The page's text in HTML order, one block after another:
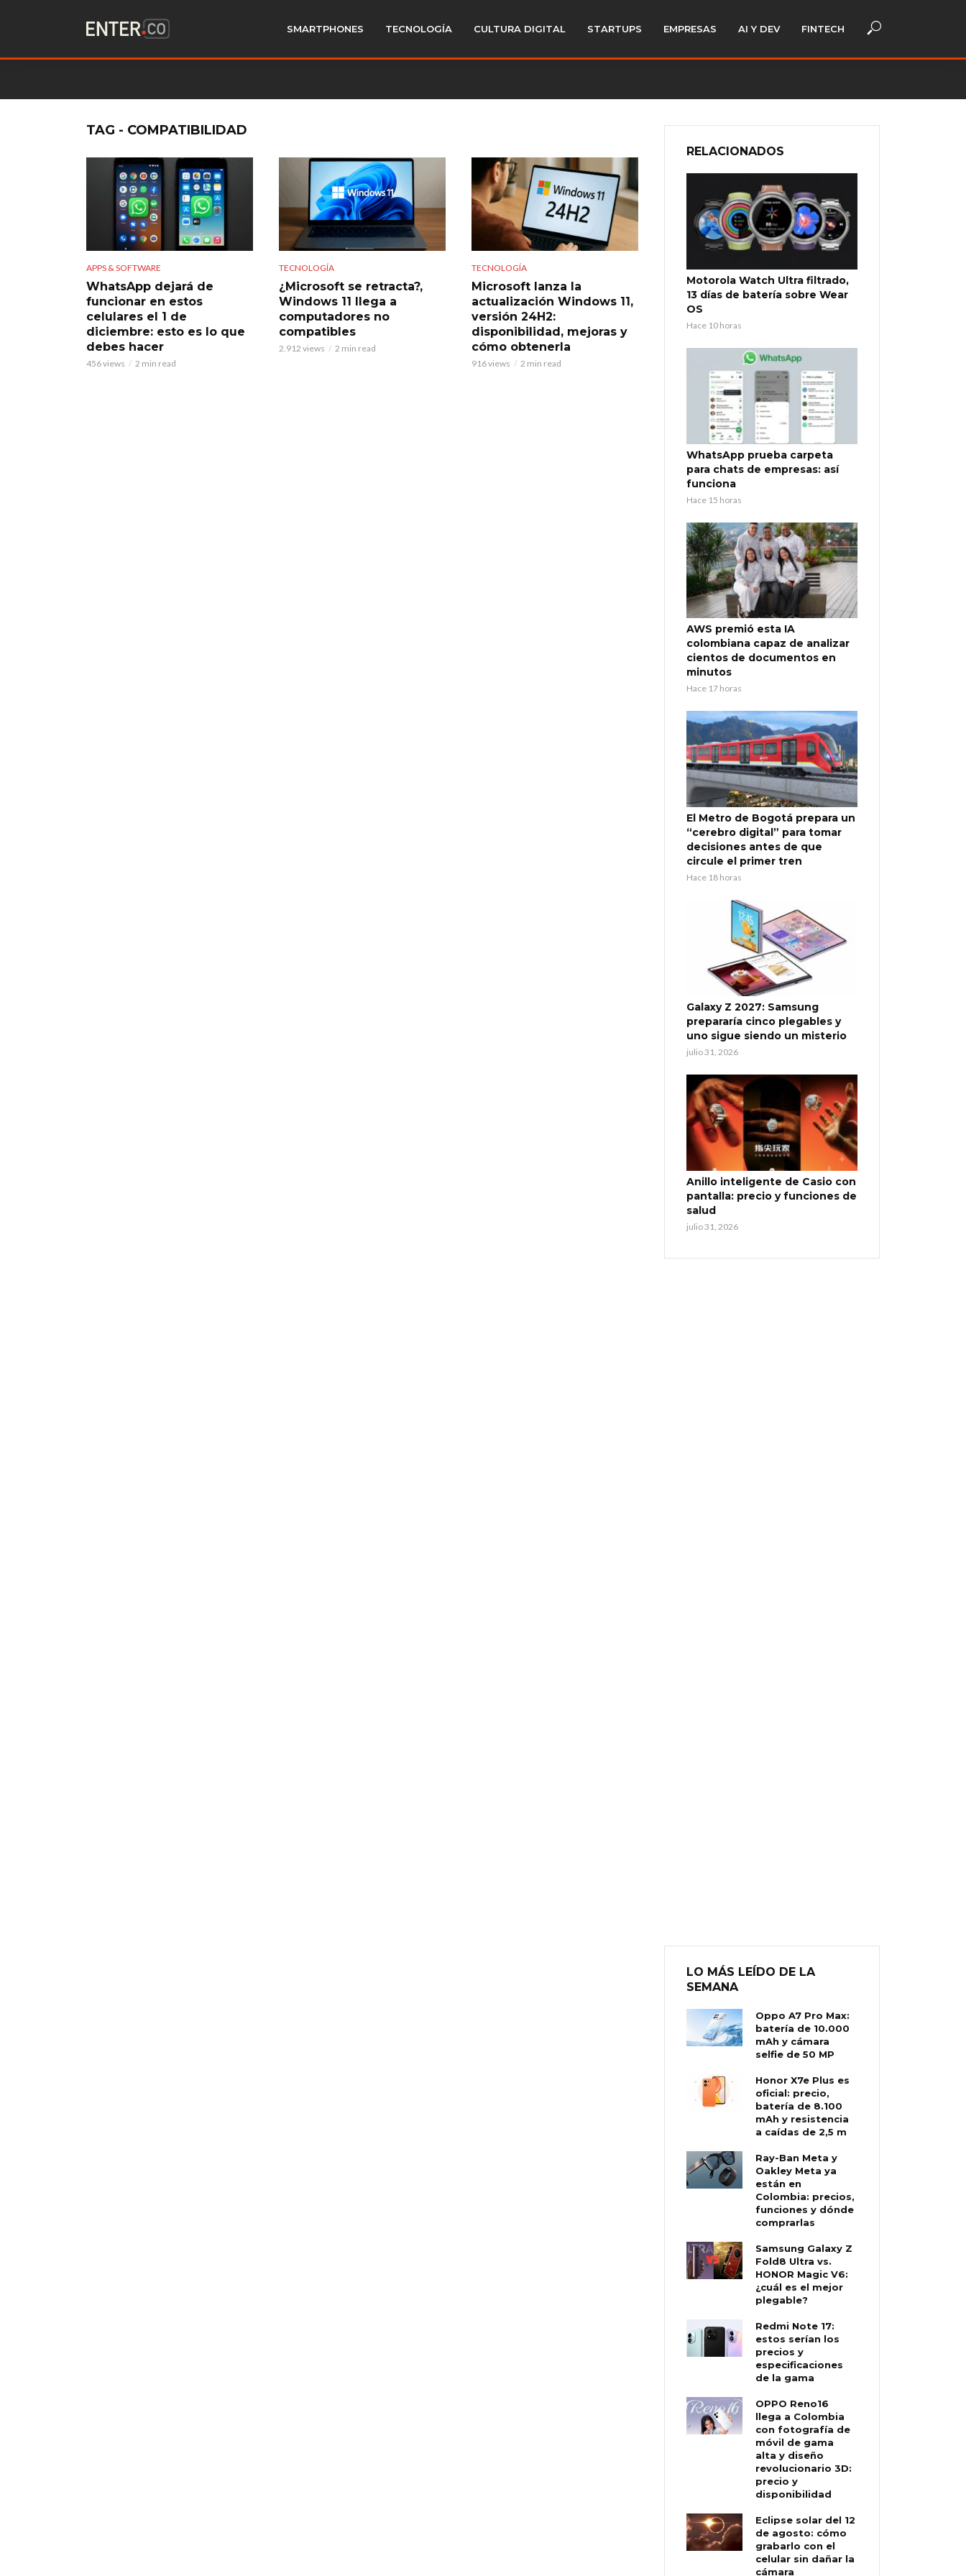
SMARTPHONES TECNOLOGÍA CULTURA DIGITAL STARTUPS EMPRESAS AI Y DEV FINTECH
TAG - COMPATIBILIDAD
APPS & SOFTWARE
WhatsApp dejará de
funcionar en estos
celulares el 1 de
diciembre: esto es lo que
debes hacer
456 views 2 min read
TECNOLOGÍA
¿Microsoft se retracta?,
Windows 11 llega a
computadores no
compatibles
2.912 views 2 min read
TECNOLOGÍA
Microsoft lanza la
actualización Windows 11,
versión 24H2:
disponibilidad, mejoras y
cómo obtenerla
916 views 2 min read
RELACIONADOS
Motorola Watch Ultra filtrado,
13 días de batería sobre Wear
OS
Hace 10 horas
WhatsApp prueba carpeta
para chats de empresas: así
funciona
Hace 15 horas
AWS premió esta IA
colombiana capaz de analizar
cientos de documentos en
minutos
Hace 17 horas
El Metro de Bogotá prepara un
“cerebro digital” para tomar
decisiones antes de que
circule el primer tren
Hace 18 horas
Galaxy Z 2027: Samsung
prepararía cinco plegables y
uno sigue siendo un misterio
julio 31, 2026
Anillo inteligente de Casio con
pantalla: precio y funciones de
salud
julio 31, 2026
LO MÁS LEÍDO DE LA
SEMANA
Oppo A7 Pro Max:
batería de 10.000
mAh y cámara
selfie de 50 MP
Honor X7e Plus es
oficial: precio,
batería de 8.100
mAh y resistencia
a caídas de 2,5 m
Ray-Ban Meta y
Oakley Meta ya
están en
Colombia: precios,
funciones y dónde
comprarlas
Samsung Galaxy Z
Fold8 Ultra vs.
HONOR Magic V6:
¿cuál es el mejor
plegable?
Redmi Note 17:
estos serían los
precios y
especificaciones
de la gama
OPPO Reno16
llega a Colombia
con fotografía de
móvil de gama
alta y diseño
revolucionario 3D:
precio y
disponibilidad
Eclipse solar del 12
de agosto: cómo
grabarlo con el
celular sin dañar la
cámara